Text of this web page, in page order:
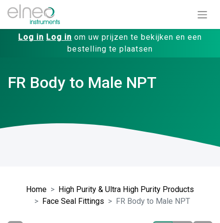
Log in Log in om uw prijzen te bekijken en een
bestelling te plaatsen
FR Body to Male NPT
Home
High Purity & Ultra High Purity Products
Face Seal Fittings
FR Body to Male NPT